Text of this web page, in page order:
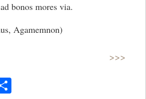
bonos mores via.
Agamemnon)
>>>